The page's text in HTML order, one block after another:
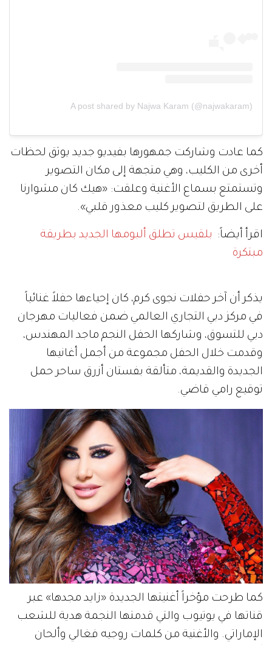
A post shared by Najwa Karam (@najwakaram)
كما عادت وشاركت جمهورها بفيديو جديد يوثق لحظات
أخرى من الكليب، وهي متجهة إلى مكان التصوير
وتستمتع بسماع الأغنية وعلقت: «هيك كان مشوارنا
على الطريق لتصوير كليب معذور قلبي».
اقرأ أيضاً: بلقيس تطلق ألبومها الجديد بطريقة
مبتكرة
يذكر أن آخر حفلات نجوى كرم، كان إحياءها حفلاً غنائياً
في مركز دبي التجاري العالمي ضمن فعاليات مهرجان
دبي للتسوق، وشاركها الحفل النجم ماجد المهندس،
وقدمت خلال الحفل مجموعة من أجمل أغانيها
الجديدة والقديمة، متألقة بفستان أزرق ساحر حمل
توقيع رامي قاضي.
كما طرحت مؤخراً أغنيتها الجديدة «زايد مجدها» عبر
قناتها في يوتيوب والتي قدمتها النجمة هدية للشعب
الإماراتي. والأغنية من كلمات روجيه فغالي وألحان